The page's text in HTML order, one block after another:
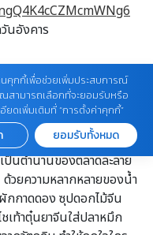
นอังคาร
าณ
สำหรับคนรักน้ำซุปยาจีน
นตำนานของตลาดละลาย
วยความหลากหลายของน้ำ
กกาดดอง ซุปดอกไม้จีน
เท้าตุ๋นยาจีนใส่ปลาหมึก
นคุกกี้เพื่อช่วยเพิ่มประสบการณ์
ณสามารถเลือกที่จะยอมรับหรือ
ยดเพิ่มเติมที่ “การตั้งค่าคุกกี้”
ยอมรับทั้งหมด